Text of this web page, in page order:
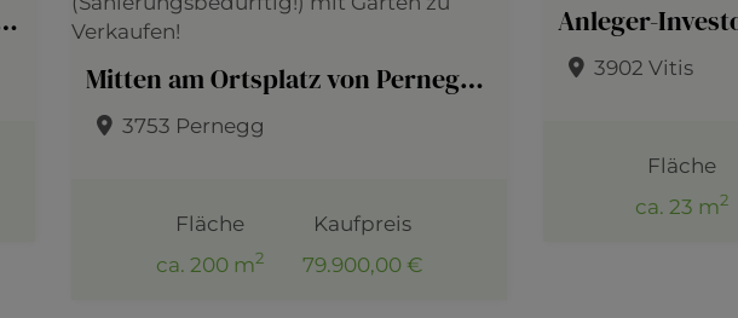
geringe langfristige Hauptmiete
Mitten am Ortsplatz von Pernegg, (10KM bei Horn) Mehrfamilienhaus (Sanierungsbedürftig!) mit Garten zu Verkaufen!
3753 Pernegg
Fläche
ca. 200 m2
Kaufpreis
79.900,00 €
3902 Vitis
Fläche
ca. 23 m2